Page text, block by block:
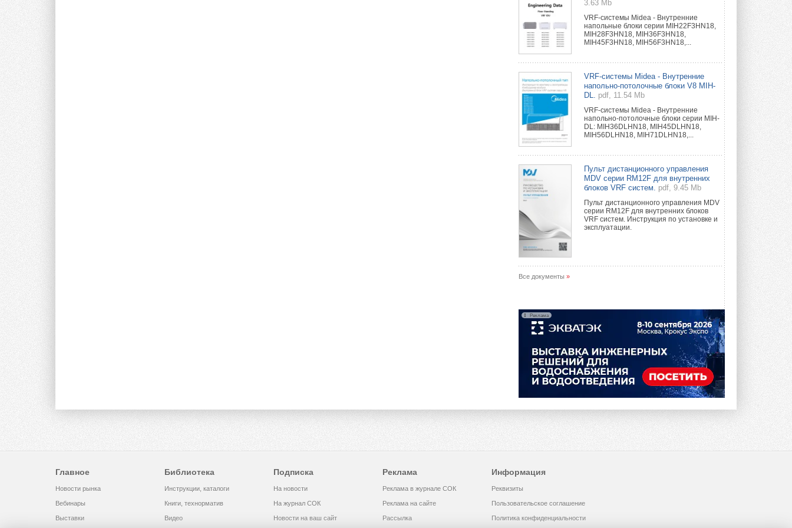
3.63 Mb
VRF-системы Midea - Внутренние
напольные блоки серии MIH22F3HN18,
MIH28F3HN18, MIH36F3HN18,
MIH45F3HN18, MIH56F3HN18,...
VRF-системы Midea - Внутренние
напольно-потолочные блоки V8 MIH-
DL.
pdf, 11.54 Mb
VRF-системы Midea - Внутренние
напольно-потолочные блоки серии MIH-
DL: MIH36DLHN18, MIH45DLHN18,
MIH56DLHN18, MIH71DLHN18,...
Пульт дистанционного управления
MDV серии RM12F для внутренних
блоков VRF систем.
pdf, 9.45 Mb
Пульт дистанционного управления MDV
серии RM12F для внутренних блоков
VRF систем. Инструкция по установке и
эксплуатации.
Все документы »
Реклама
Главное
Новости рынка
Вебинары
Выставки
Библиотека
Инструкции, каталоги
Книги, технорматив
Видео
Подписка
На новости
На журнал СОК
Новости на ваш сайт
Реклама
Реклама в журнале СОК
Реклама на сайте
Рассылка
Информация
Реквизиты
Пользовательское соглашение
Политика конфиденциальности